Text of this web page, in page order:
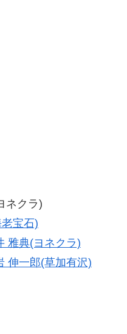
ネクラ)
宝石)
雅典(ヨネクラ)
伸一郎(草加有沢)